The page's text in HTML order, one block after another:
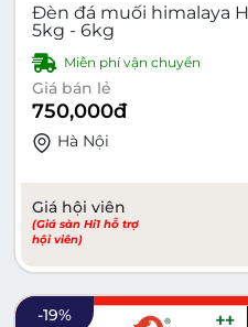
Đèn đá muối himalaya
5kg - 6kg
Miễn phí vận chuyển
Giá bán lẻ
750,000đ
Hà Nội
Giá hội viên
(Giá sàn Hi1 hỗ trợ
hội viên)
-19%